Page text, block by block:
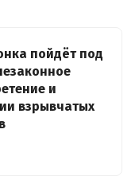
пойдёт под
и
взрывчатых